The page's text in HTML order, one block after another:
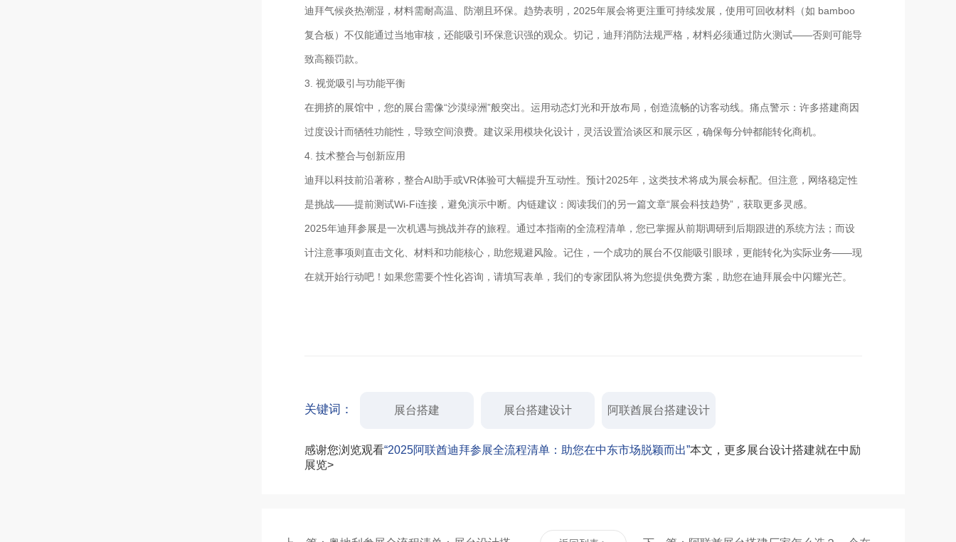
迪拜气候炎热潮湿，材料需耐高温、防潮且环保。趋势表明，2025年展会将更注重可持续发展，使用可回收材料（如 bamboo
复合板）不仅能通过当地审核，还能吸引环保意识强的观众。切记，迪拜消防法规严格，材料必须通过防火测试——否则可能导
致高额罚款。
3. 视觉吸引与功能平衡
在拥挤的展馆中，您的展台需像“沙漠绿洲”般突出。运用动态灯光和开放布局，创造流畅的访客动线。痛点警示：许多搭建商因
过度设计而牺牲功能性，导致空间浪费。建议采用模块化设计，灵活设置洽谈区和展示区，确保每分钟都能转化商机。
4. 技术整合与创新应用
迪拜以科技前沿著称，整合AI助手或VR体验可大幅提升互动性。预计2025年，这类技术将成为展会标配。但注意，网络稳定性
是挑战——提前测试Wi-Fi连接，避免演示中断。内链建议：阅读我们的另一篇文章“展会科技趋势”，获取更多灵感。
2025年迪拜参展是一次机遇与挑战并存的旅程。通过本指南的全流程清单，您已掌握从前期调研到后期跟进的系统方法；而设
计注意事项则直击文化、材料和功能核心，助您规避风险。记住，一个成功的展台不仅能吸引眼球，更能转化为实际业务——现
在就开始行动吧！如果您需要个性化咨询，请填写表单，我们的专家团队将为您提供免费方案，助您在迪拜展会中闪耀光芒。
关键词： 展台搭建 展台搭建设计 阿联酋展台搭建设计
感谢您浏览观看“2025阿联酋迪拜参展全流程清单：助您在中东市场脱颖而出”本文，更多展台设计搭建就在中励
展览>